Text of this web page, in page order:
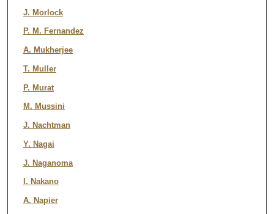
J. Morlock
P. M. Fernandez
A. Mukherjee
T. Muller
P. Murat
M. Mussini
J. Nachtman
Y. Nagai
J. Naganoma
I. Nakano
A. Napier